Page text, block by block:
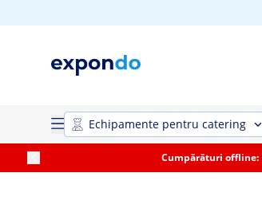
Echipamente pentru catering
Cumpărături offline: